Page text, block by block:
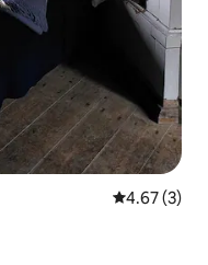
Calificación
4.67 (3)